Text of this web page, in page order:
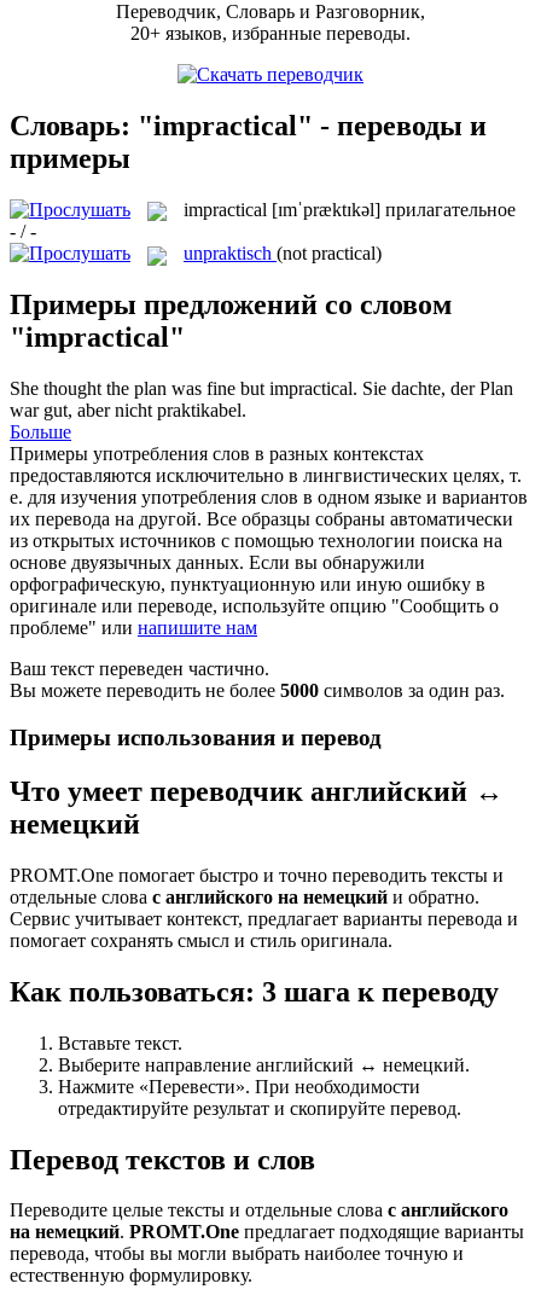
Переводчик, Словарь и Разговорник,
20+ языков, избранные переводы.
Словарь: "impractical" - переводы и
примеры
impractical [ɪmˈpræktɪkəl] прилагательное
- / -
unpraktisch (not practical)
Примеры предложений со словом
"impractical"
She thought the plan was fine but impractical. Sie dachte, der Plan
war gut, aber nicht praktikabel.
Больше
Примеры употребления слов в разных контекстах
предоставляются исключительно в лингвистических целях, т.
е. для изучения употребления слов в одном языке и вариантов
их перевода на другой. Все образцы собраны автоматически
из открытых источников с помощью технологии поиска на
основе двуязычных данных. Если вы обнаружили
орфографическую, пунктуационную или иную ошибку в
оригинале или переводе, используйте опцию "Сообщить о
проблеме" или напишите нам
Ваш текст переведен частично.
Вы можете переводить не более 5000 символов за один раз.
Примеры использования и перевод
Что умеет переводчик английский ↔
немецкий
PROMT.One помогает быстро и точно переводить тексты и
отдельные слова с английского на немецкий и обратно.
Сервис учитывает контекст, предлагает варианты перевода и
помогает сохранять смысл и стиль оригинала.
Как пользоваться: 3 шага к переводу
Вставьте текст.
Выберите направление английский ↔ немецкий.
Нажмите «Перевести». При необходимости
отредактируйте результат и скопируйте перевод.
Перевод текстов и слов
Переводите целые тексты и отдельные слова с английского
на немецкий. PROMT.One предлагает подходящие варианты
перевода, чтобы вы могли выбрать наиболее точную и
естественную формулировку.